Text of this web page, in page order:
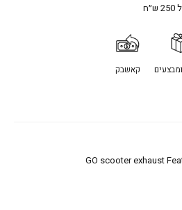
קאשבק
GO scooter exhaust